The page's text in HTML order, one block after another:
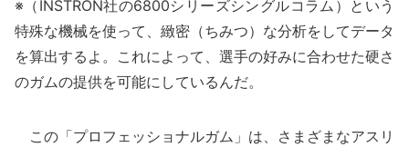
※（INSTRON社の6800シリーズシングルコラム）という
特殊な機械を使って、緻密（ちみつ）な分析をしてデータ
を算出するよ。これによって、選手の好みに合わせた硬さ
のガムの提供を可能にしているんだ。
この「プロフェッショナルガム」は、さまざまなアスリ